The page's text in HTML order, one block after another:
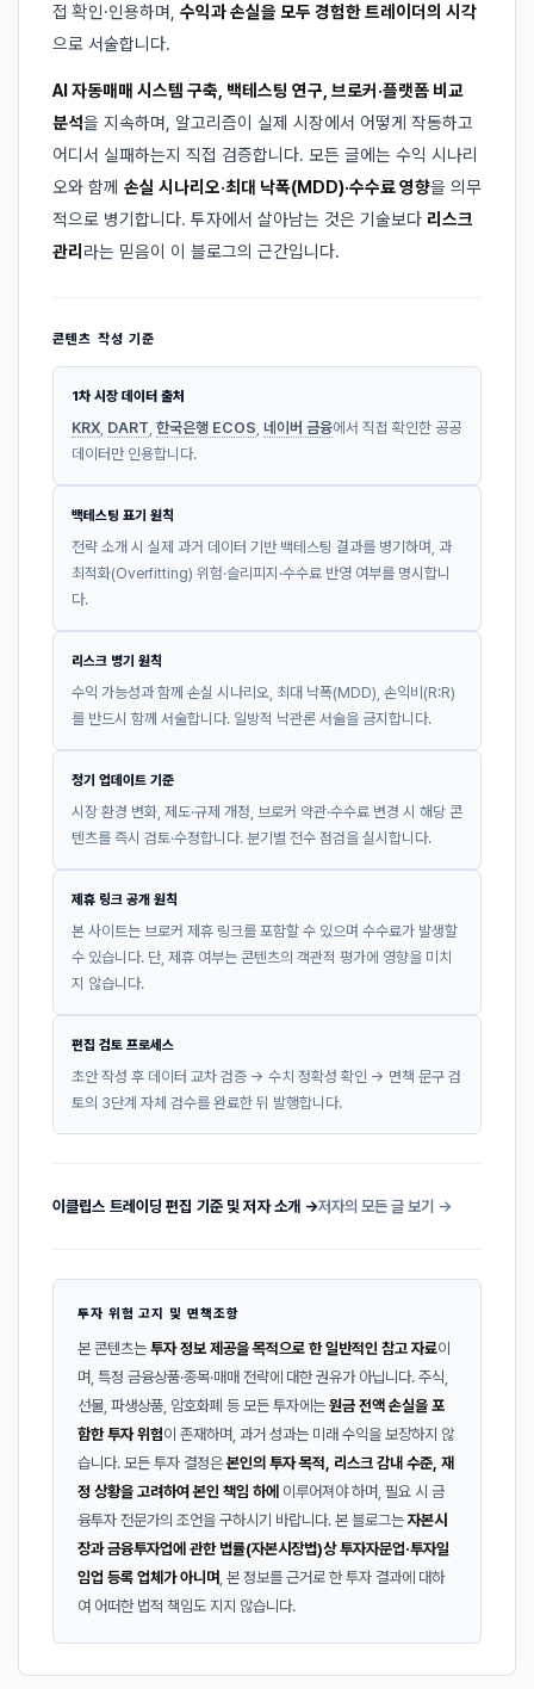
접 확인·인용하며, 수익과 손실을 모두 경험한 트레이더의 시각
으로 서술합니다.
AI 자동매매 시스템 구축, 백테스팅 연구, 브로커·플랫폼 비교
분석을 지속하며, 알고리즘이 실제 시장에서 어떻게 작동하고
어디서 실패하는지 직접 검증합니다. 모든 글에는 수익 시나리
오와 함께 손실 시나리오·최대 낙폭(MDD)·수수료 영향을 의무
적으로 병기합니다. 투자에서 살아남는 것은 기술보다 리스크
관리 라는 믿음이 이 블로그의 근간입니다.
콘텐츠 작성 기준
1차 시장 데이터 출처
KRX DART 한국은행 ECOS 네이버 금융에서 직접 확인한 공공
데이터만 인용합니다.
백테스팅 표기 원칙
전략 소개 시 실제 과거 데이터 기반 백테스팅 결과를 병기하며, 과
최적화(Overfitting) 위험·슬리피지·수수료 반영 여부를 명시합니
다.
리스크 병기 원칙
수익 가능성과 함께 손실 시나리오, 최대 낙폭(MDD), 손익비(R:R)
를 반드시 함께 서술합니다. 일방적 낙관론 서술을 금지합니다.
정기 업데이트 기준
시장 환경 변화, 제도·규제 개정, 브로커 약관·수수료 변경 시 해당 콘
텐츠를 즉시 검토·수정합니다. 분기별 전수 점검을 실시합니다.
제휴 링크 공개 원칙
본 사이트는 브로커 제휴 링크를 포함할 수 있으며 수수료가 발생할
수 있습니다. 단, 제휴 여부는 콘텐츠의 객관적 평가에 영향을 미치
지 않습니다.
편집 검토 프로세스
초안 작성 후 데이터 교차 검증 → 수치 정확성 확인 → 면책 문구 검
토의 3단계 자체 검수를 완료한 뒤 발행합니다.
이클립스 트레이딩 편집 기준 및 저자 소개 →저자의 모든 글 보기 →
투자 위험 고지 및 면책조항
본 콘텐츠는 투자 정보 제공을 목적으로 한 일반적인 참고 자료이
며, 특정 금융상품·종목·매매 전략에 대한 권유가 아닙니다. 주식,
선물, 파생상품, 암호화폐 등 모든 투자에는 원금 전액 손실을 포
함한 투자 위험이 존재하며, 과거 성과는 미래 수익을 보장하지 않
습니다. 모든 투자 결정은본인의 투자 목적, 리스크 감내 수준, 재
정 상황을 고려하여 본인 책임 하에 이루어져야 하며, 필요 시 금
융투자 전문가의 조언을 구하시기 바랍니다. 본 블로그는 자본시
장과 금융투자업에 관한 법률(자본시장법)상 투자자문업·투자일
임업 등록 업체가 아니며 , 본 정보를 근거로 한 투자 결과에 대하
여 어떠한 법적 책임도 지지 않습니다.